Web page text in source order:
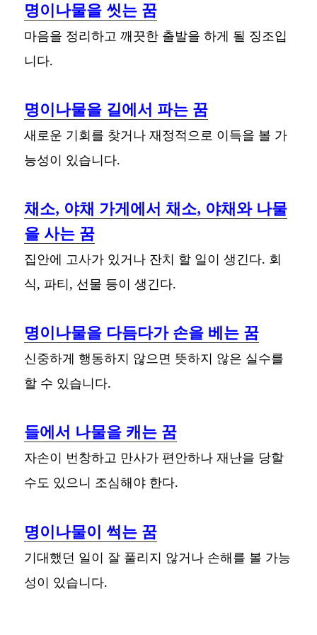
명이나물을 씻는 꿈
마음을 정리하고 깨끗한 출발을 하게 될 징조입
니다.
명이나물을 길에서 파는 꿈
새로운 기회를 찾거나 재정적으로 이득을 볼 가
능성이 있습니다.
채소, 야채 가게에서 채소, 야채와 나물
을 사는 꿈
집안에 고사가 있거나 잔치 할 일이 생긴다. 회
식, 파티, 선물 등이 생긴다.
명이나물을 다듬다가 손을 베는 꿈
신중하게 행동하지 않으면 뜻하지 않은 실수를
할 수 있습니다.
들에서 나물을 캐는 꿈
자손이 번창하고 만사가 편안하나 재난을 당할
수도 있으니 조심해야 한다.
명이나물이 썩는 꿈
기대했던 일이 잘 풀리지 않거나 손해를 볼 가능
성이 있습니다.